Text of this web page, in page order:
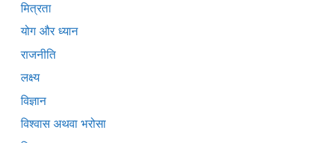
मित्रता
योग और ध्यान
राजनीति
लक्ष्य
विज्ञान
विश्वास अथवा भरोसा